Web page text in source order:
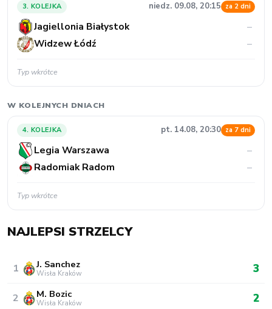
3. KOLEJKA niedz. 09.08, 20:15 za 2 dni
Jagiellonia Białystok
–
Widzew Łódź
–
Typ wkrótce
W KOLEJNYCH DNIACH
4. KOLEJKA pt. 14.08, 20:30 za 7 dni
Legia Warszawa
–
Radomiak Radom
–
Typ wkrótce
NAJLEPSI STRZELCY
1 J. Sanchez
Wisła Kraków 3
2 M. Bozic
Wisła Kraków 2